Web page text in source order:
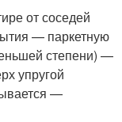
от соседей
— паркетную
степени) —
упругой
—